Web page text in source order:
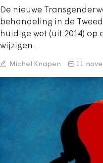
De nieuwe
behandeling in de
huidige wet (uit 2014)
wijzigen.
Michel Knapen 11